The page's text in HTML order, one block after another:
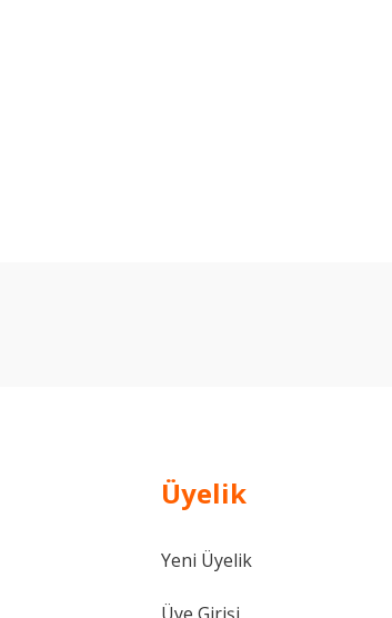
Üyelik
Yeni Üyelik